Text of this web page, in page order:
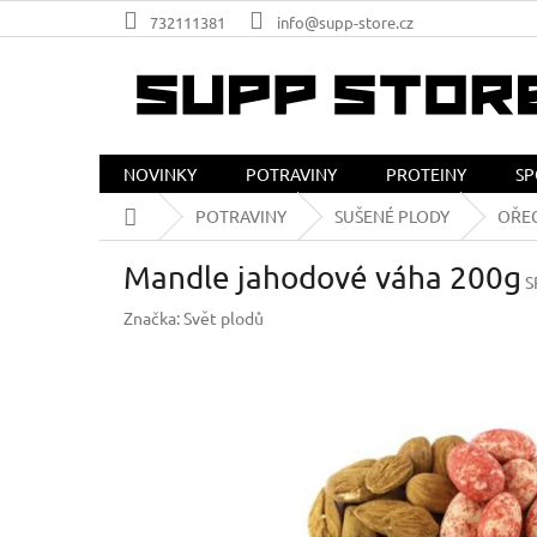
na
732111381 info@supp-store.cz
NOVINKY POTRAVINY PROTEINY
Domů
POTRAVINY SUŠENÉ PLODY
Mandle jahodové váha 200g
Značka:Svět plodů